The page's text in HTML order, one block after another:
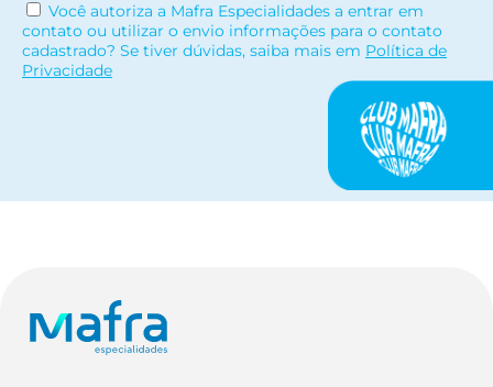
Você autoriza a Mafra Especialidades a entrar em
contato ou utilizar o envio informações para o contato
cadastrado? Se tiver dúvidas, saiba mais em Política de
Privacidade